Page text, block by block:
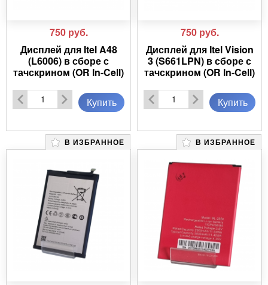
750 руб.
Дисплей для Itel A48
(L6006) в сборе с
тачскрином (OR In-Cell)
Купить
750 руб.
Дисплей для Itel Vision
3 (S661LPN) в сборе с
тачскрином (OR In-Cell)
Купить
В ИЗБРАННОЕ В ИЗБРАННОЕ